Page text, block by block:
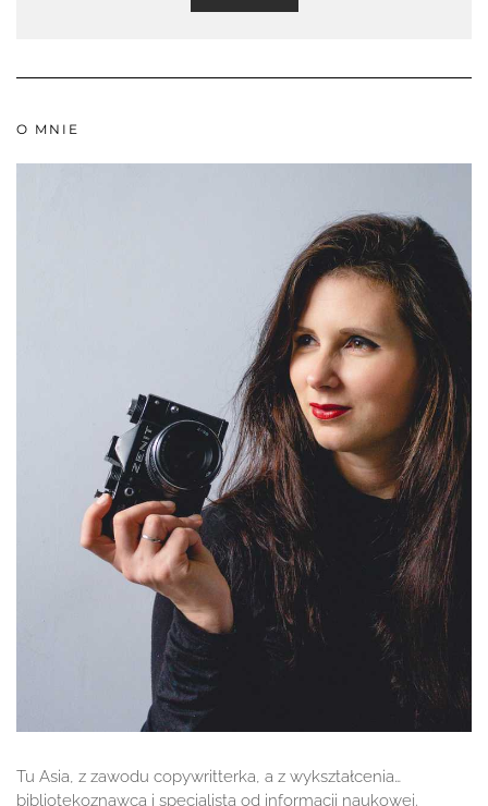
O MNIE
Tu Asia, z zawodu copywritterka, a z wykształcenia…
bibliotekoznawca i specjalista od informacji naukowej.